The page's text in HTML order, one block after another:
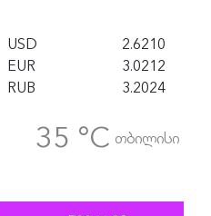
USD
2.6210
EUR
3.0212
RUB
3.2024
35 °C თბილისი